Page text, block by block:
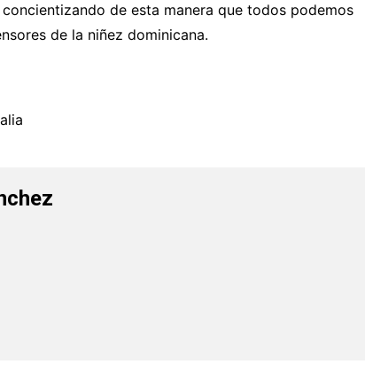
de esta manera que todos podemos
de la niñez dominicana.